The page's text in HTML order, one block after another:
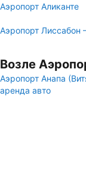
Аэропорт Аликанте
Аэропорт Лиссабон
Возле
Аэропорт Анапа
аренда авто